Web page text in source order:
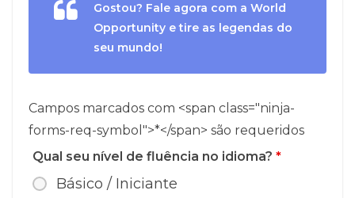
Gostou? Fale agora com a World
Opportunity e tire as legendas do
seu mundo!
Campos marcados com <span class="ninja-
forms-req-symbol">*</span> são requeridos
Qual seu nível de fluência no idioma? *
Básico / Iniciante